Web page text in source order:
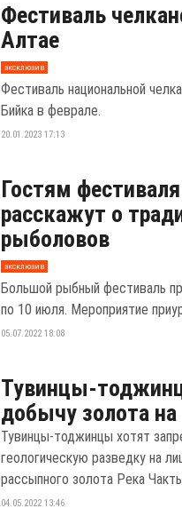
Фестиваль
Алтае
эксклюзив
Фестиваль национальной
Бийка в феврале.
20.01.2023 17:13
Гостям
расскажут о
рыболовов
эксклюзив
Большой рыбный фестиваль
по 10 июля. Мероприятие
05.07.2022 18:08
Тувинцы-
добычу золота
Тувинцы-тоджинцы хотят
геологическую разведку на
рассыпного золота Река
04.05.2022 13:46